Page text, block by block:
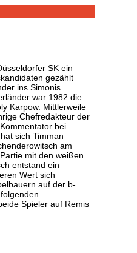
SK ein
gezählt
ins Simonis
war 1982 die
Karpow. Mittlerweile
Chefredakteur der
bei
sich Timman
am
mit den weißen
entstand ein
Wert sich
auf der b-
Spieler auf Remis